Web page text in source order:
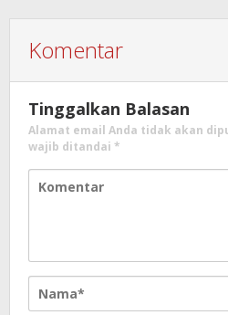
Komentar
Tinggalkan Balasan
Alamat email Anda tidak akan
wajib ditandai *